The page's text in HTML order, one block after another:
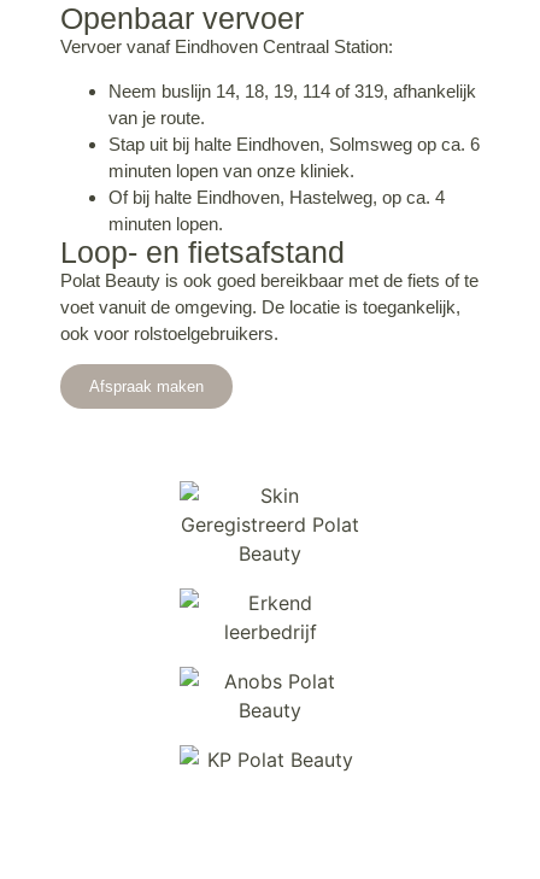
Openbaar vervoer
Vervoer vanaf Eindhoven Centraal Station:
Neem buslijn 14, 18, 19, 114 of 319, afhankelijk
van je route.
Stap uit bij halte Eindhoven, Solmsweg op ca. 6
minuten lopen van onze kliniek.
Of bij halte Eindhoven, Hastelweg, op ca. 4
minuten lopen.
Loop- en fietsafstand
Polat Beauty is ook goed bereikbaar met de fiets of te
voet vanuit de omgeving. De locatie is toegankelijk,
ook voor rolstoelgebruikers.
Afspraak maken